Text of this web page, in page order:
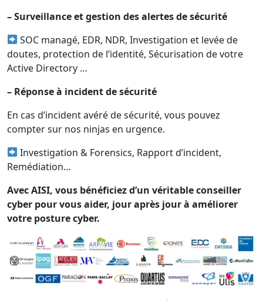
– Surveillance et gestion des alertes de sécurité
SOC managé, EDR, NDR, Investigation et levée de
doutes, protection de l’identité, Sécurisation de votre
Active Directory …
– Réponse à incident de sécurité
En cas d’incident avéré de sécurité, vous pouvez
compter sur nos ninjas en urgence.
Investigation & Forensics, Rapport d’incident,
Remédiation…
Avec AISI, vous bénéficiez d’un véritable conseiller
cyber pour vous aider, jour après jour à améliorer
votre posture cyber.